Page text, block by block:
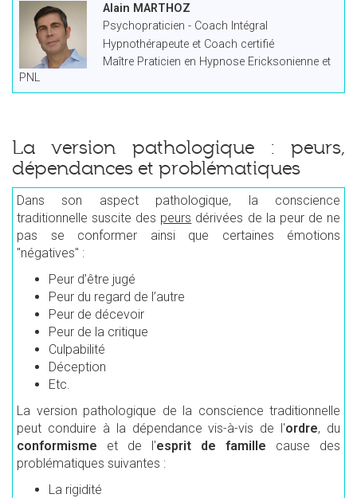
Alain MARTHOZ
Psychopraticien - Coach Intégral
Hypnothérapeute et Coach certifié
Maître Praticien en Hypnose Ericksonienne et
PNL
La version pathologique : peurs,
dépendances et problématiques
Dans son aspect pathologique, la conscience
traditionnelle suscite des peurs dérivées de la peur de ne
pas se conformer ainsi que certaines émotions
"négatives" :
Peur d’être jugé
Peur du regard de l’autre
Peur de décevoir
Peur de la critique
Culpabilité
Déception
Etc.
La version pathologique de la conscience traditionnelle
peut conduire à la dépendance vis-à-vis de l'ordre, du
conformisme et de l'esprit de famille cause des
problématiques suivantes :
La rigidité